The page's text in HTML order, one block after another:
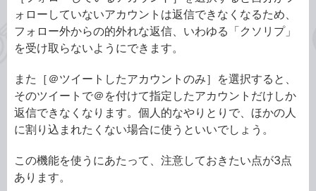
ォローしていないアカウントは返信できなくなるため、
フォロー外からの的外れな返信、いわゆる「クソリプ」
を受け取らないようにできます。
また［＠ツイートしたアカウントのみ］を選択すると、
そのツイートで＠を付けて指定したアカウントだけしか
返信できなくなります。個人的なやりとりで、ほかの人
に割り込まれたくない場合に使うといいでしょう。
この機能を使うにあたって、注意しておきたい点が3点
あります。